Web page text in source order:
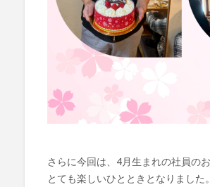
さらに今回は、4月生まれの社員の
とても楽しいひとときとなりました。